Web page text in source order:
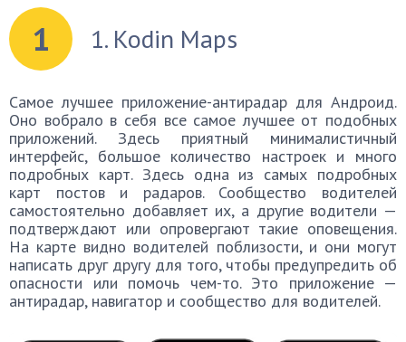
1 1. Kodin Maps
Самое лучшее приложение-антирадар для Андроид.
Оно вобрало в себя все самое лучшее от подобных
приложений. Здесь приятный минималистичный
интерфейс, большое количество настроек и много
подробных карт. Здесь одна из самых подробных
карт постов и радаров. Сообщество водителей
самостоятельно добавляет их, а другие водители —
подтверждают или опровергают такие оповещения.
На карте видно водителей поблизости, и они могут
написать друг другу для того, чтобы предупредить об
опасности или помочь чем-то. Это приложение —
антирадар, навигатор и сообщество для водителей.